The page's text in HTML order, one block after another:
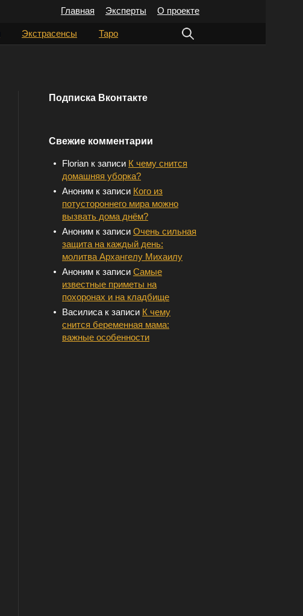
Главная Эксперты О проекте
Экстрасенсы Таро
Н
Подписка Вконтакте
Свежие комментарии
Florian к записи К чему снится
домашняя уборка?
Аноним к записи Кого из
потустороннего мира можно
вызвать дома днём?
Аноним к записи Очень сильная
защита на каждый день:
молитва Архангелу Михаилу
Аноним к записи Самые
известные приметы на
похоронах и на кладбище
Василиса к записи К чему
снится беременная мама:
важные особенности